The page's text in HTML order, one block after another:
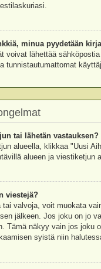
minua pyydetään
voivat lähettää
tunnistautumattomat
tai lähetän vastauksen?
alueella, klikkaa "Uusi
alueen ja viestiketjun
viestejä?
valvoja, voit muokata
jälkeen. Jos joku on jo
Tämä näkyy vain jos
syistä niin